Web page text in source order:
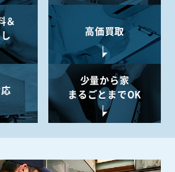
＆
高価買取
少量から家
まるごとまでOK